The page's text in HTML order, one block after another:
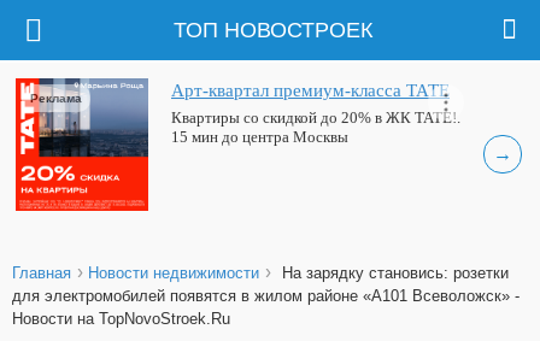
ТОП НОВОСТРОЕК
→
Арт-квартал премиум-класса ТАТЕ
Квартиры со скидкой до 20% в ЖК ТАТЕ!.
15 мин до центра Москвы
Реклама
Главная › Новости недвижимости ›
На зарядку становись: розетки
для электромобилей появятся в жилом районе «А101 Всеволожск» -
Новости на TopNovoStroek.Ru